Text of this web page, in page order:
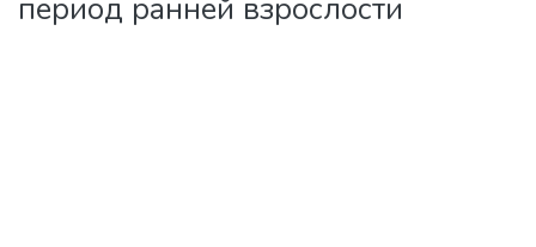
период ранней взрослости